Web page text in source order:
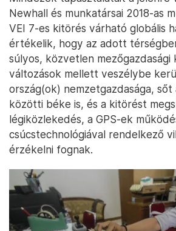
Newhall és munkatársai 2018-as
VEI 7-es kitörés várható globális
értékelik, hogy az adott
súlyos, közvetlen mezőgazdasági
változások mellett veszélybe
ország(ok) nemzetgazdasága, sőt
közötti béke is, és a kitörést
légiközlekedés, a GPS-ek
csúcstechnológiával rendelkező
érzékelni fognak.